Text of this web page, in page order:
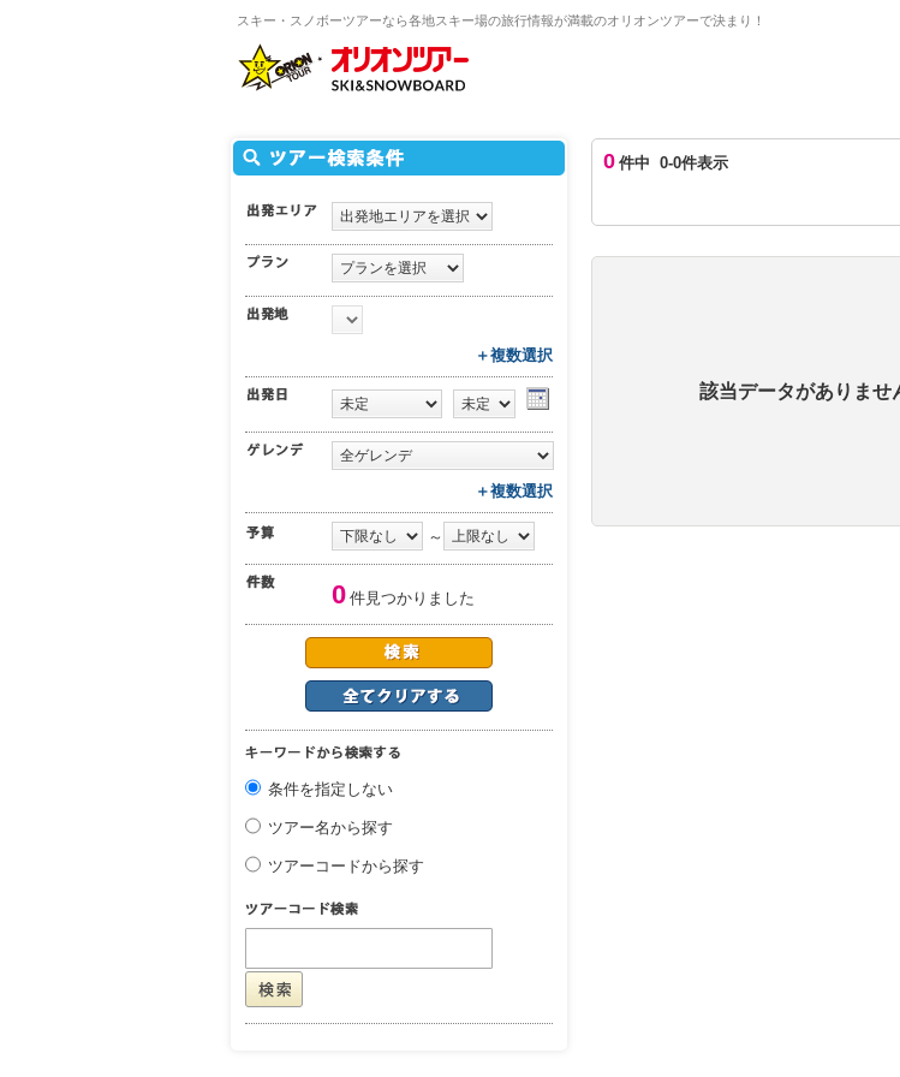
スキー・スノボーツアーなら各地スキー場の旅行情報が満載のオリオンツアーで決まり！
＋複数選択
＋複数選択
～
0 件見つかりました
条件を指定しない
ツアー名から探す
ツアーコードから探す
0 件中 0-0件表示
該当データがありませ